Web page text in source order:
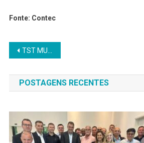
Fonte: Contec
Navegação
de
Post
TST MUDA REGRAS DE RECURSOS DE TRABALHO EM FEVEREIRO; ENTENDA
POSTAGENS RECENTES